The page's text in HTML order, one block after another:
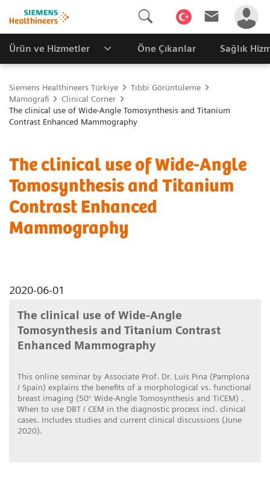
Ürün ve Hizmetler Öne Çıkanlar Sağlık
Siemens Healthineers Türkiye
Tıbbi Görüntüleme
Mamografi
Clinical Corner
The clinical use of Wide-Angle Tomosynthesis and Titanium
Contrast Enhanced Mammography
The clinical use of Wide-Angle
Tomosynthesis and Titanium
Contrast Enhanced
Mammography
2020-06-01
The clinical use of Wide-Angle
Tomosynthesis and Titanium Contrast
Enhanced Mammography
This online seminar by Associate Prof. Dr. Luis Pina (Pamplona
/ Spain) explains the benefits of a morphological vs. functional
breast imaging (50° Wide-Angle Tomosynthesis and TiCEM) .
When to use DBT / CEM in the diagnostic process incl. clinical
cases. Includes studies and current clinical discussions (June
2020).